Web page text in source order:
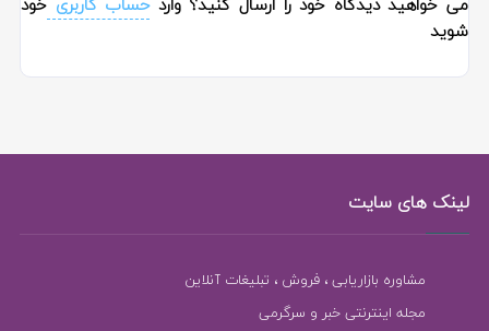
شوید
لینک های سایت
مشاوره بازاریابی ، فروش ، تبلیغات آنلاین
مجله اینترنتی خبر و سرگرمی